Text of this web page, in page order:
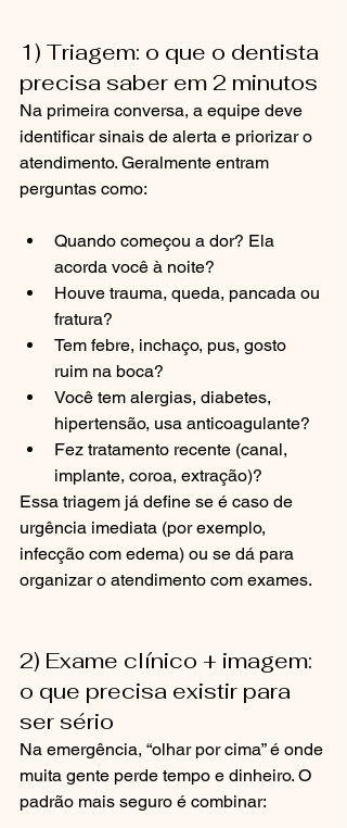
1) Triagem: o que o dentista
precisa saber em 2 minutos
Na primeira conversa, a equipe deve
identificar sinais de alerta e priorizar o
atendimento. Geralmente entram
perguntas como:
Quando começou a dor? Ela
acorda você à noite?
Houve trauma, queda, pancada ou
fratura?
Tem febre, inchaço, pus, gosto
ruim na boca?
Você tem alergias, diabetes,
hipertensão, usa anticoagulante?
Fez tratamento recente (canal,
implante, coroa, extração)?
Essa triagem já define se é caso de
urgência imediata (por exemplo,
infecção com edema) ou se dá para
organizar o atendimento com exames.
2) Exame clínico + imagem:
o que precisa existir para
ser sério
Na emergência, “olhar por cima” é onde
muita gente perde tempo e dinheiro. O
padrão mais seguro é combinar: